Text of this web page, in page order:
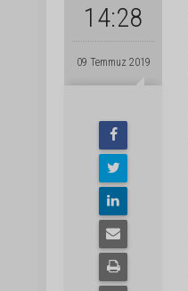
14:28
09 Temmuz 2019